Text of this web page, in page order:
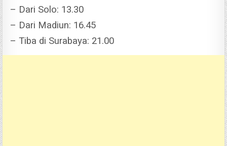
– Dari Solo: 13.30
– Dari Madiun: 16.45
– Tiba di Surabaya: 21.00